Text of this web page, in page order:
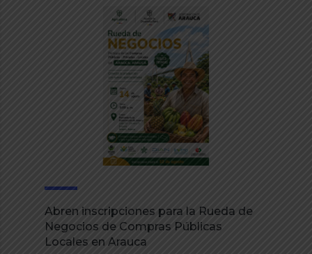
Abren inscripciones para la Rueda de
Negocios de Compras Públicas
Locales en Arauca